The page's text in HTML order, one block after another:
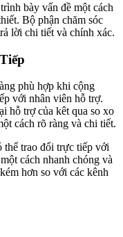
bày vấn đề một cách
Bộ phận chăm sóc
lời chi tiết và chính xác.
phù hợp khi cộng
với nhân viên hỗ trợ.
hỗ trợ của kêt qua so xo
cách rõ ràng và chi tiết.
trao đổi trực tiếp với
cách nhanh chóng và
hơn so với các kênh